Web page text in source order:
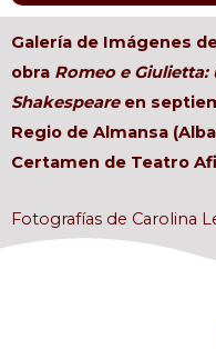
Galería de Imágenes
obra Romeo e
Shakespeareen
Regio de Almansa
Certamen de Teatro
Fotografías de Carolina